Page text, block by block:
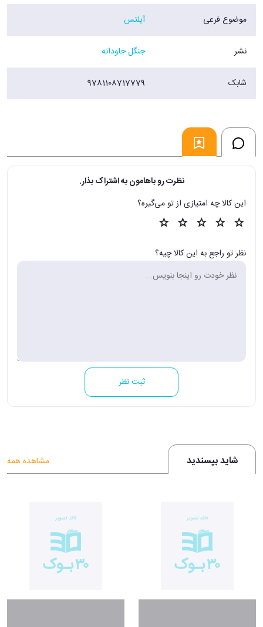
موضوع فرعی آیلتس
نشر جنگل جاودانه
شابک 9781108717779
نظرت رو باهامون به اشتراک بذار.
این کالا چه امتیازی از تو می‌گیره؟
نظر تو راجع به این کالا چیه؟
ثبت نظر
شاید بپسندید مشاهده همه